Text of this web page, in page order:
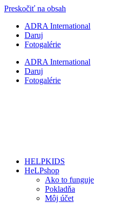
Preskočiť na obsah
ADRA International
Daruj
Fotogalérie
ADRA International
Daruj
Fotogalérie
HELPKIDS
HeLPshop
Ako to funguje
Pokladňa
Môj účet